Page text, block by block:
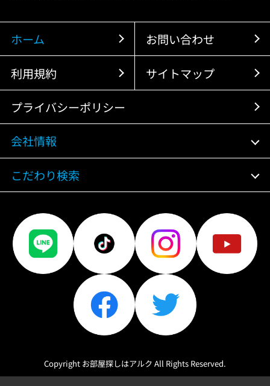
ホーム お問い合わせ
利用規約 サイトマップ
プライバシーポリシー
会社情報
こだわり検索
Copyright お部屋探しはアルク All Rights Reserved.